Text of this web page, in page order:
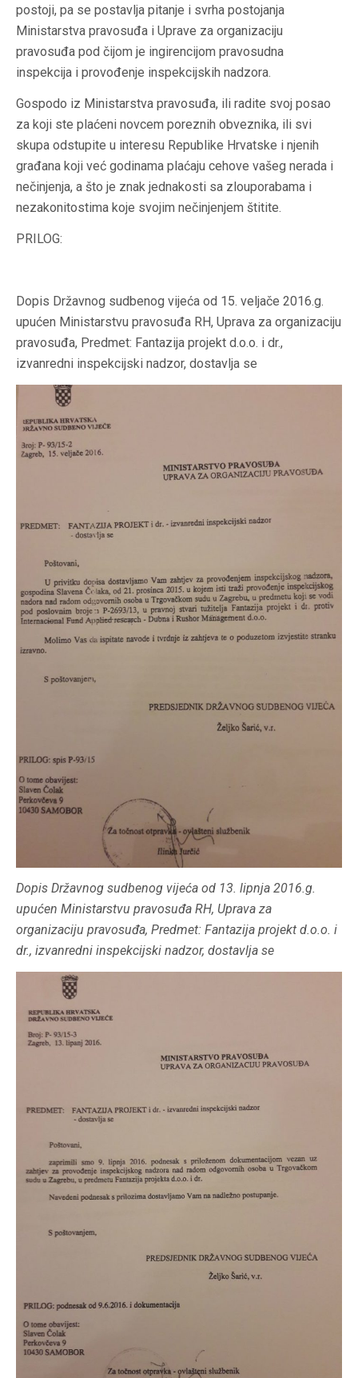
postoji, pa se postavlja pitanje i svrha postojanja
Ministarstva pravosuđa i Uprave za organizaciju
pravosuđa pod čijom je ingirencijom pravosudna
inspekcija i provođenje inspekcijskih nadzora.
Gospodo iz Ministarstva pravosuđa, ili radite svoj posao
za koji ste plaćeni novcem poreznih obveznika, ili svi
skupa odstupite u interesu Republike Hrvatske i njenih
građana koji već godinama plaćaju cehove vašeg nerada i
nečinjenja, a što je znak jednakosti sa zlouporabama i
nezakonitostima koje svojim nečinjenjem štitite.
PRILOG:
Dopis Državnog sudbenog vijeća od 15. veljače 2016.g.
upućen Ministarstvu pravosuđa RH, Uprava za organizaciju
pravosuđa, Predmet: Fantazija projekt d.o.o. i dr.,
izvanredni inspekcijski nadzor, dostavlja se
Dopis Državnog sudbenog vijeća od 13. lipnja 2016.g.
upućen Ministarstvu pravosuđa RH, Uprava za
organizaciju pravosuđa, Predmet: Fantazija projekt d.o.o. i
dr., izvanredni inspekcijski nadzor, dostavlja se